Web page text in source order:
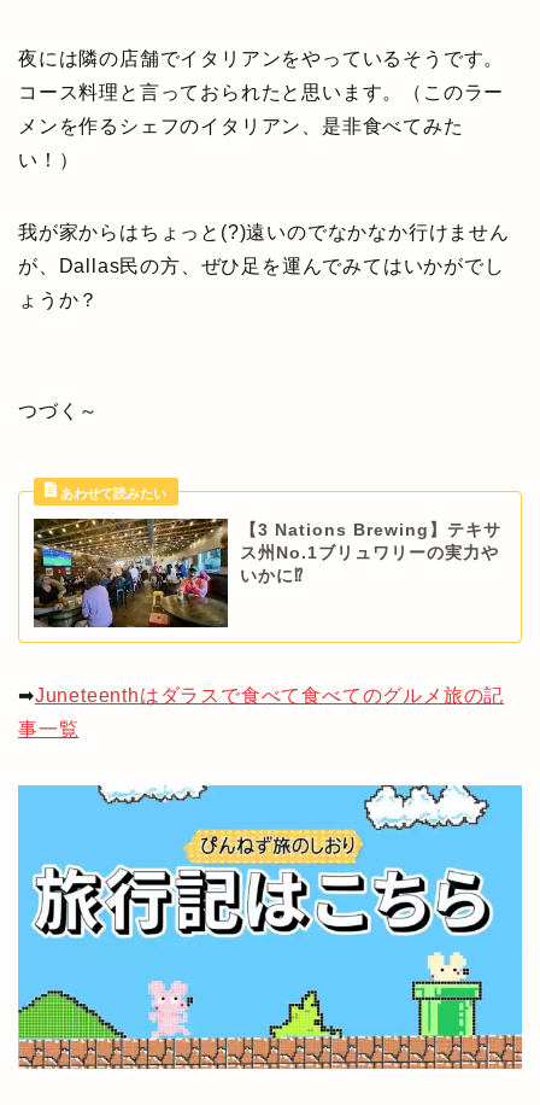
夜には隣の店舗でイタリアンをやっているそうです。
コース料理と言っておられたと思います。（このラー
メンを作るシェフのイタリアン、是非食べてみた
い！）
我が家からはちょっと(?)遠いのでなかなか行けません
が、Dallas民の方、ぜひ足を運んでみてはいかがでし
ょうか？
つづく～
【3 Nations Brewing】テキサ
ス州No.1ブリュワリーの実力や
いかに⁉
➡Juneteenthはダラスで食べて食べてのグルメ旅の記
事一覧